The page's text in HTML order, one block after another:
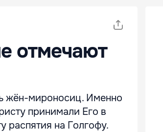
отмечают
жён-мироносиц. Именно
принимали Его в
распятия на Голгофу.